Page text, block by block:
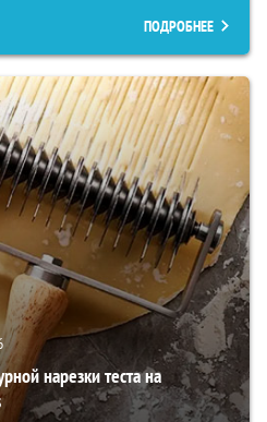
ПОДРОБНЕЕ
нарезки теста на